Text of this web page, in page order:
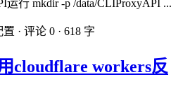
运行 mkdir -p /data/CLIProxyAPI ...
置 · 评论 0 · 618 字
cloudflare workers反